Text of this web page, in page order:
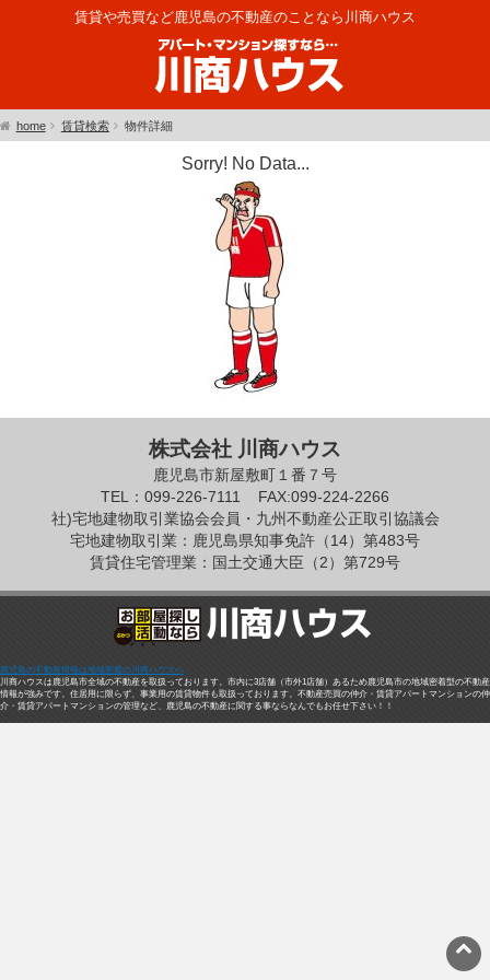
賃貸や売買など鹿児島の不動産のことなら川商ハウス
home 賃貸検索 物件詳細
Sorry! No Data...
株式会社 川商ハウス
鹿児島市新屋敷町１番７号
TEL：099-226-7111
FAX:099-224-2266
社)宅地建物取引業協会会員・九州不動産公正取引協議会
宅地建物取引業：鹿児島県知事免許（14）第483号
賃貸住宅管理業：国土交通大臣（2）第729号
鹿児島の不動産情報は地域密着の川商ハウスへ
川商ハウスは鹿児島市全域の不動産を取扱っております。市内に3店舗（市外1店舗）あるため鹿児島市の地域密着型の不動産
情報が強みです。住居用に限らず、事業用の賃貸物件も取扱っております。不動産売買の仲介・賃貸アパートマンションの仲
介・賃貸アパートマンションの管理など、鹿児島の不動産に関する事ならなんでもお任せ下さい！！